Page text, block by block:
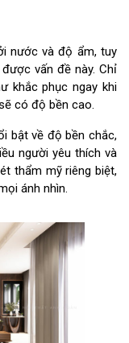
nước và độ ẩm, tuy
vấn đề này. Chỉ
khắc phục ngay khi
có độ bền cao.
bật về độ bền chắc,
người yêu thích và
thẩm mỹ riêng biệt,
ánh nhìn.